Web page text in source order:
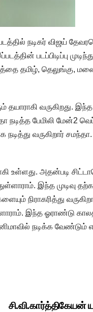
நடிகர் விஜய்
படப்பிடிப்பு முடிந்து
தமிழ், தெலுங்கு,
தயாராகி வருகிறது.
பேமிலி மேன்2
வருகிறார்
உள்ளது. அதன்படி
இந்த முடிவு
நிராகரித்து
இந்த ஓராண்டு
நடிக்க வேண்டும்
சி.வி.கார்த்திகேயன்